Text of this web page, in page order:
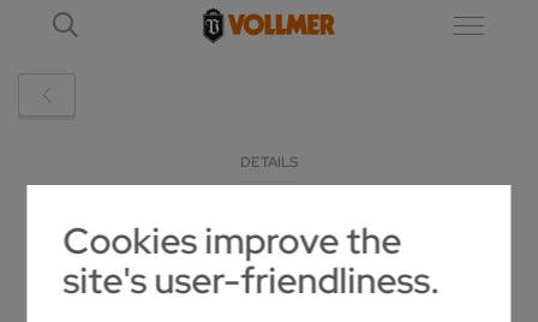
Cookies improve the
site's user-friendliness.
DETAILS
VOLLMER SCHNÜRT PKD-PAKET FÜR
MEHR PERFORMANCE